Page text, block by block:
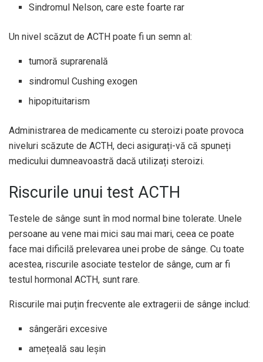
Sindromul Nelson, care este foarte rar
Un nivel scăzut de ACTH poate fi un semn al:
tumoră suprarenală
sindromul Cushing exogen
hipopituitarism
Administrarea de medicamente cu steroizi poate provoca
niveluri scăzute de ACTH, deci asigurați-vă că spuneți
medicului dumneavoastră dacă utilizați steroizi.
Riscurile unui test ACTH
Testele de sânge sunt în mod normal bine tolerate. Unele
persoane au vene mai mici sau mai mari, ceea ce poate
face mai dificilă prelevarea unei probe de sânge. Cu toate
acestea, riscurile asociate testelor de sânge, cum ar fi
testul hormonal ACTH, sunt rare.
Riscurile mai puțin frecvente ale extragerii de sânge includ:
sângerări excesive
amețeală sau leșin